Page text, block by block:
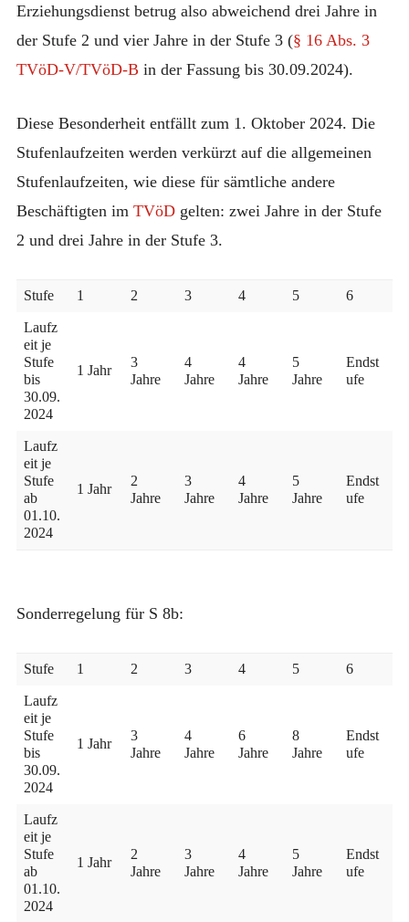
Erziehungsdienst betrug also abweichend drei Jahre in
der Stufe 2 und vier Jahre in der Stufe 3 (§ 16 Abs. 3
TVöD-V/TVöD-B in der Fassung bis 30.09.2024).
Diese Besonderheit entfällt zum 1. Oktober 2024. Die
Stufenlaufzeiten werden verkürzt auf die allgemeinen
Stufenlaufzeiten, wie diese für sämtliche andere
Beschäftigten im TVöDgelten: zwei Jahre in der Stufe
2 und drei Jahre in der Stufe 3.
Stufe 1 2 3 4 5
6
Laufz
eit je
Stufe
bis
30.09.
2024
1 Jahr
3
Jahre
4
Jahre
4
Jahre
5
Jahre
Endst
ufe
Laufz
eit je
Stufe
ab
01.10.
2024
1 Jahr
2
Jahre
3
Jahre
4
Jahre
5
Jahre
Endst
ufe
Sonderregelung für S 8b:
Stufe 1 2 3 4 5
6
Laufz
eit je
Stufe
bis
30.09.
2024
1 Jahr
3
Jahre
4
Jahre
6
Jahre
8
Jahre
Endst
ufe
Laufz
eit je
Stufe
ab
01.10.
2024
1 Jahr
2
Jahre
3
Jahre
4
Jahre
5
Jahre
Endst
ufe